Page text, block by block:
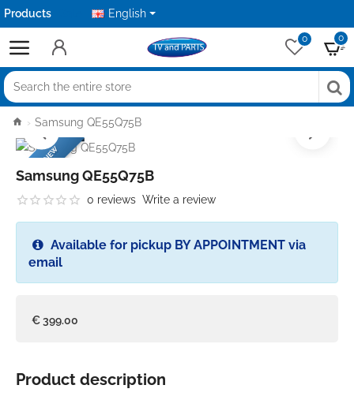
Products English
0 0
Search
the
store
home
Samsung QE55Q75B
BRANDNEW
Available for pickup BY APPOINTMENT via
email
Samsung QE55Q75B
0 reviews Write a review
€ 399.00
Product description